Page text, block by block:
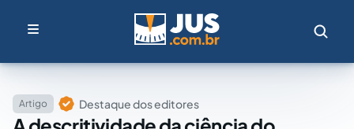
Artigo Destaque dos editores